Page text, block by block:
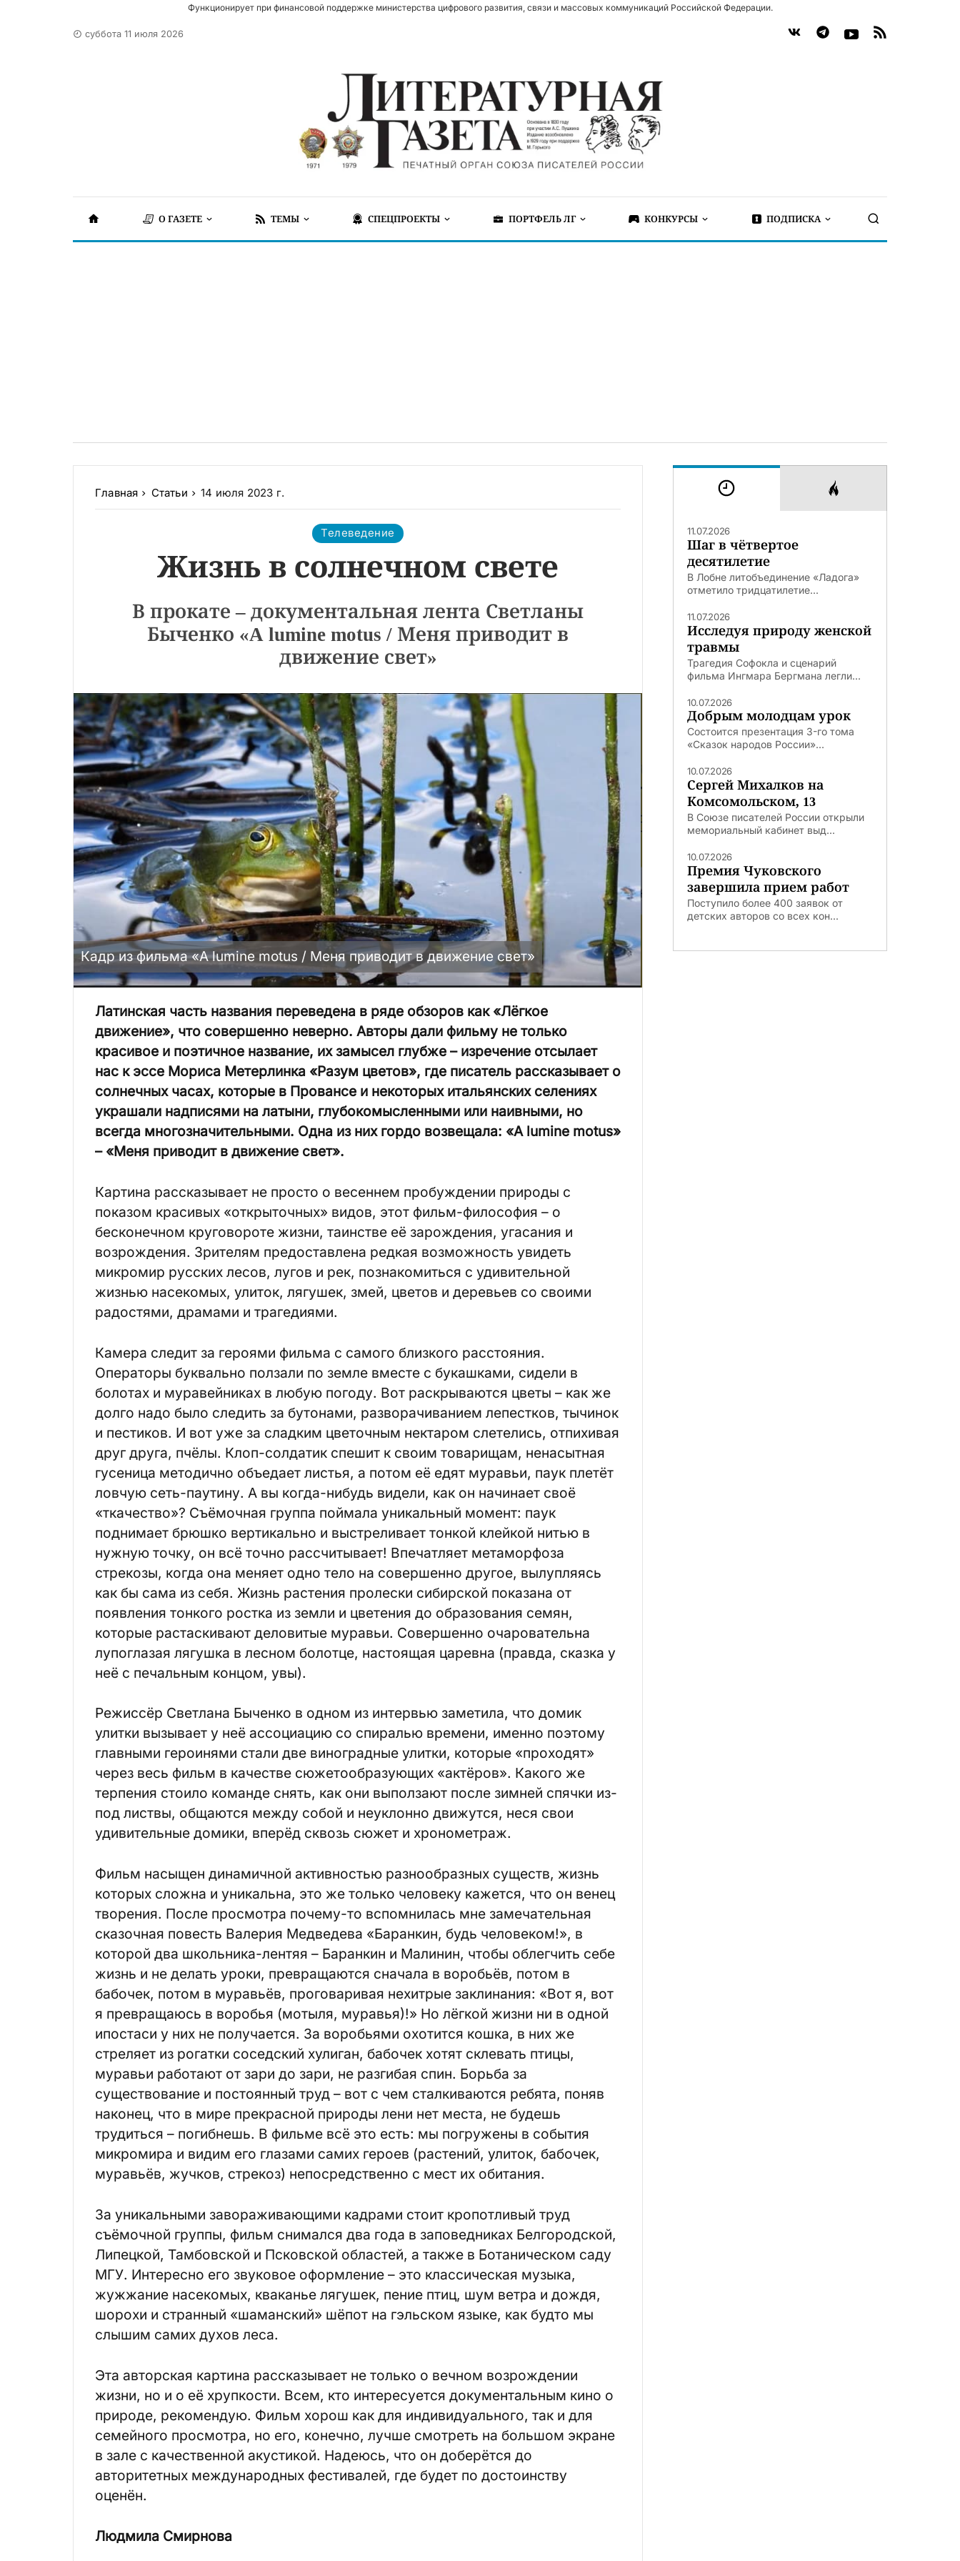
Функционирует при финансовой поддержке министерства цифрового развития, связи и массовых коммуникаций Российской Федерации.
суббота 11 июля 2026
О ГАЗЕТЕ ТЕМЫ СПЕЦПРОЕКТЫ ПОРТФЕЛЬ ЛГ КОНКУРСЫ ПОДПИСКА
Главная Статьи 14 июля 2023 г.
Телеведение
Жизнь в солнечном свете
В прокате – документальная лента Светланы
Быченко «A lumine motus / Меня приводит в
движение свет»
Кадр из фильма «A lumine motus / Меня приводит в движение свет»
Латинская часть названия переведена в ряде обзоров как «Лёгкое
движение», что совершенно неверно. Авторы дали фильму не только
красивое и поэтичное название, их замысел глубже – изречение отсылает
нас к эссе Мориса Метерлинка «Разум цветов», где писатель рассказывает о
солнечных часах, которые в Провансе и некоторых итальянских селениях
украшали надписями на латыни, глубокомысленными или наивными, но
всегда многозначительными. Одна из них гордо возвещала: «A lumine motus»
– «Меня приводит в движение свет».
Картина рассказывает не просто о весеннем пробуждении природы с
показом красивых «открыточных» видов, этот фильм-философия – о
бесконечном круговороте жизни, таинстве её зарождения, угасания и
возрождения. Зрителям предоставлена редкая возможность увидеть
микромир русских лесов, лугов и рек, познакомиться с удивительной
жизнью насекомых, улиток, лягушек, змей, цветов и деревьев со своими
радостями, драмами и трагедиями.
Камера следит за героями фильма с самого близкого расстояния.
Операторы буквально ползали по земле вместе с букашками, сидели в
болотах и муравейниках в любую погоду. Вот раскрываются цветы – как же
долго надо было следить за бутонами, разворачиванием лепестков, тычинок
и пестиков. И вот уже за сладким цветочным нектаром слетелись, отпихивая
друг друга, пчёлы. Клоп-солдатик спешит к своим товарищам, ненасытная
гусеница методично объедает листья, а потом её едят муравьи, паук плетёт
ловчую сеть-паутину. А вы когда-нибудь видели, как он начинает своё
«ткачество»? Съёмочная группа поймала уникальный момент: паук
поднимает брюшко вертикально и выстреливает тонкой клейкой нитью в
нужную точку, он всё точно рассчитывает! Впечатляет метаморфоза
стрекозы, когда она меняет одно тело на совершенно другое, вылупляясь
как бы сама из себя. Жизнь растения пролески сибирской показана от
появления тонкого ростка из земли и цветения до образования семян,
которые растаскивают деловитые муравьи. Совершенно очаровательна
лупоглазая лягушка в лесном болотце, настоящая царевна (правда, сказка у
неё с печальным концом, увы).
Режиссёр Светлана Быченко в одном из интервью заметила, что домик
улитки вызывает у неё ассоциацию со спиралью времени, именно поэтому
главными героинями стали две виноградные улитки, которые «проходят»
через весь фильм в качестве сюжетообразующих «актёров». Какого же
терпения стоило команде снять, как они выползают после зимней спячки из-
под листвы, общаются между собой и неуклонно движутся, неся свои
удивительные домики, вперёд сквозь сюжет и хронометраж.
Фильм насыщен динамичной активностью разнообразных существ, жизнь
которых сложна и уникальна, это же только человеку кажется, что он венец
творения. После просмотра почему-то вспомнилась мне замечательная
сказочная повесть Валерия Медведева «Баранкин, будь человеком!», в
которой два школьника-лентяя – Баранкин и Малинин, чтобы облегчить себе
жизнь и не делать уроки, превращаются сначала в воробьёв, потом в
бабочек, потом в муравьёв, проговаривая нехитрые заклинания: «Вот я, вот
я превращаюсь в воробья (мотыля, муравья)!» Но лёгкой жизни ни в одной
ипостаси у них не получается. За воробьями охотится кошка, в них же
стреляет из рогатки соседский хулиган, бабочек хотят склевать птицы,
муравьи работают от зари до зари, не разгибая спин. Борьба за
существование и постоянный труд – вот с чем сталкиваются ребята, поняв
наконец, что в мире прекрасной природы лени нет места, не будешь
трудиться – погибнешь. В фильме всё это есть: мы погружены в события
микромира и видим его глазами самих героев (растений, улиток, бабочек,
муравьёв, жучков, стрекоз) непосредственно с мест их обитания.
За уникальными завораживающими кадрами стоит кропотливый труд
съёмочной группы, фильм снимался два года в заповедниках Белгородской,
Липецкой, Тамбовской и Псковской областей, а также в Ботаническом саду
МГУ. Интересно его звуковое оформление – это классическая музыка,
жужжание насекомых, кваканье лягушек, пение птиц, шум ветра и дождя,
шорохи и странный «шаманский» шёпот на гэльском языке, как будто мы
слышим самих духов леса.
Эта авторская картина рассказывает не только о вечном возрождении
жизни, но и о её хрупкости. Всем, кто интересуется документальным кино о
природе, рекомендую. Фильм хорош как для индивидуального, так и для
семейного просмотра, но его, конечно, лучше смотреть на большом экране
в зале с качественной акустикой. Надеюсь, что он доберётся до
авторитетных международных фестивалей, где будет по достоинству
оценён.
Людмила Смирнова
11.07.2026
Шаг в чётвертое
десятилетие
В Лобне литобъединение «Ладога»
отметило тридцатилетие...
11.07.2026
Исследуя природу женской
травмы
Трагедия Софокла и сценарий
фильма Ингмара Бергмана легли...
10.07.2026
Добрым молодцам урок
Состоится презентация 3-го тома
«Сказок народов России»...
10.07.2026
Сергей Михалков на
Комсомольском, 13
В Союзе писателей России открыли
мемориальный кабинет выд...
10.07.2026
Премия Чуковского
завершила прием работ
Поступило более 400 заявок от
детских авторов со всех кон...